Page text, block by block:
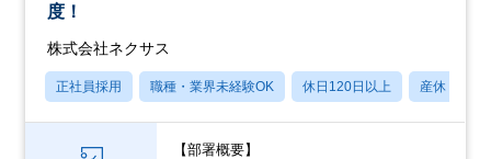
度！
株式会社ネクサス
正社員採用 職種・業界未経験OK 休日120日以上 産休・育休
【部署概要】